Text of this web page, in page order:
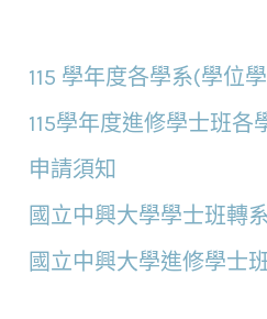
115 學年度各學系(學位
115學年度進修學士班各
申請須知
國立中興大學學士班轉
國立中興大學進修學士